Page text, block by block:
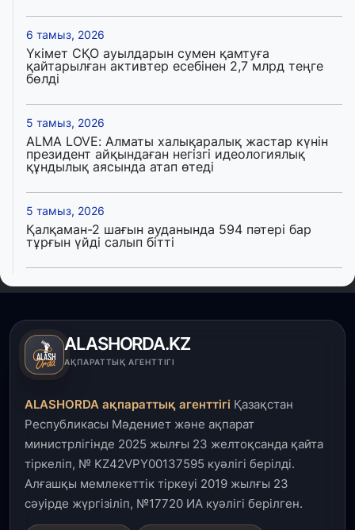
6 тамыз, 2026
Үкімет СҚО ауылдарын сумен қамтуға
қайтарылған активтер есебінен 2,7 млрд теңге
бөлді
5 тамыз, 2026
ALMA LOVE: Алматы халықаралық жастар күнін
президент айқындаған негізгі идеологиялық
құндылық аясында атап өтеді
5 тамыз, 2026
Қалқаман-2 шағын ауданында 594 пәтері бар
тұрғын үйді салып бітті
4 тамыз, 2026
артады – Үкімет отырысы
3 тамыз, 2026
пайдалануға берілді
3 тамыз, 2026
Қызылордада 300 орындық аурухана,
Президенттік кітапхана және жаңа театр
салынып жатыр
ALASHORDA.KZ
АҚПАРАТТЫҚ АГЕНТТІГІ
ALASHORDA ақпараттық агенттігі Қазақстан
Республикасы Мәдениет және ақпарат
министрлігінде 2025 жылғы 23 желтоқсанда қайта
тіркеліп, № KZ42VPY00137595 куәлігі берілді.
Алғашқы мемлекеттік тіркеуі 2019 жылғы 23
сәуірде жүргізіліп, №17720 ИА куәлігі берілген.